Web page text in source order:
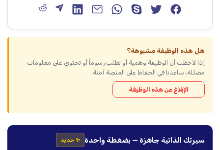
هل هذه الوظيفة مشبوهة؟
إذا لاحظت أن الوظيفة وهمية أو تطلب رسوماً أو تحتوي على معلومات
مضللة، ساعدنا في الحفاظ على المنصة آمنة.
الإبلاغ عن هذه الوظيفة
سيرتك الذاتية جاهزة — بضغطة واحدة ✨ جديد